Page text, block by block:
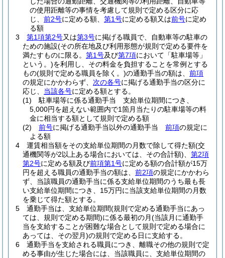
の使用距離等の事情を考慮して規則で定める区分に応
じ、 前2号に定める額、 第1号に定める額又は前号に定め
る額
3
第1項第2号又は第3号に掲げる職員で、自動車等の駐車の
ための施設(その所在地及び利用形態が規則で定める要件を
満たすものに限る。 第1号及び第7項において「駐車場等」
という。)を利用し、その料金を負担することを常例とする
もの(規則で定める職員を除く。)の通勤手当の額は、 前項
の規定にかかわらず、 次の各号に掲げる通勤手当の区分に
応じ、 当該各号に定める額とする。
(1)
駐車場等に係る通勤手当 支給単位期間につき、
5,000円を超えない範囲内で1箇月当たりの駐車場等の料
金に相当する額として規則で定める額
(2)
前号に掲げる通勤手当以外の通勤手当 前項の規定に
よる額
4
運賃相当額をその支給単位期間の月数で除して得た額(交
通機関等が2以上ある場合においては、その合計額)
第2項
第2号に定める額及び前項第1号に定める額の合計額が15万
円を超える職員の通勤手当の額は、 前2項の規定にかかわら
ず、当該職員の通勤手当に係る支給単位期間のうち最も長
い支給単位期間につき、15万円に当該支給単位期間の月数
を乗じて得た額とする。
5
通勤手当は、支給単位期間(規則で定める通勤手当にあっ
ては、規則で定める期間)に係る最初の月(当該月に通勤手
当を支給することが困難な場合として規則で定める場合に
あっては、その翌月)の規則で定める日に支給する。
6
通勤手当を支給される職員につき、離職その他の規則で定
める事由が生じた場合には、当該職員に、支給単位期間の